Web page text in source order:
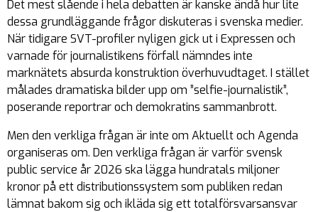
Det mest slående i hela debatten är kanske ändå hur lite
dessa grundläggande frågor diskuteras i svenska medier.
När tidigare SVT-profiler nyligen gick ut i Expressen och
varnade för journalistikens förfall nämndes inte
marknätets absurda konstruktion överhuvudtaget. I stället
målades dramatiska bilder upp om ”selfie-journalistik”,
poserande reportrar och demokratins sammanbrott.
Men den verkliga frågan är inte om Aktuellt och Agenda
organiseras om. Den verkliga frågan är varför svensk
public service år 2026 ska lägga hundratals miljoner
kronor på ett distributionssystem som publiken redan
lämnat bakom sig och ikläda sig ett totalförsvarsansvar